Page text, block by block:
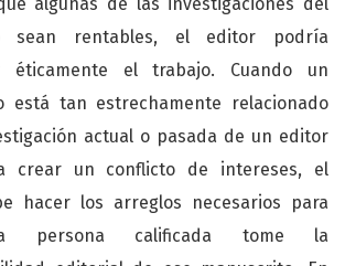
sean rentables, el editor podría
éticamente el trabajo. Cuando un
está tan estrechamente relacionado
actual o pasada de un editor
crear un conflicto de intereses, el
hacer los arreglos necesarios para
persona calificada tome la